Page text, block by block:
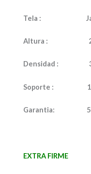
Tela :
Altura :
Densidad :
Soporte :
Garantia:
EXTRA FIRME